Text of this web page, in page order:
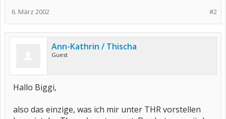
#2
6. März 2002
Ann-Kathrin / Thischa
Guest
Hallo Biggi,
also das einzige, was ich mir unter THR vorstellen